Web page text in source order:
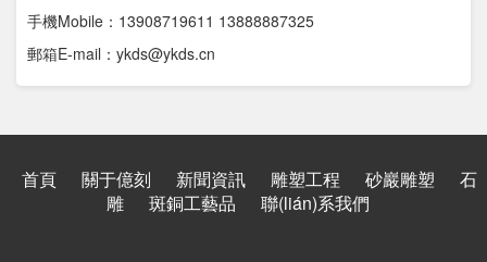
手機Mobile：13908719611 13888887325
郵箱E-mail：ykds@ykds.cn
首頁 關于億刻 新聞資訊 雕塑工程 砂巖雕塑
石
雕
斑銅工藝品 聯(lián)系我們